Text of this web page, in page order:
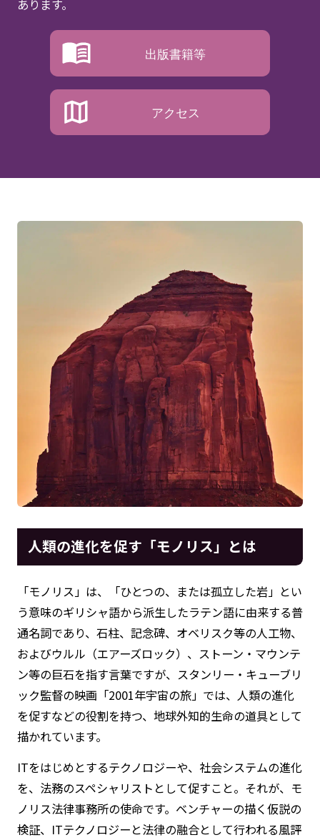
あります。
出版書籍等
アクセス
人類の進化を促す「モノリス」とは
「モノリス」は、「ひとつの、または孤立した岩」とい
う意味のギリシャ語から派生したラテン語に由来する普
通名詞であり、石柱、記念碑、オベリスク等の人工物、
およびウルル（エアーズロック）、ストーン・マウンテ
ン等の巨石を指す言葉ですが、スタンリー・キューブリ
ック監督の映画「2001年宇宙の旅」では、人類の進化
を促すなどの役割を持つ、地球外知的生命の道具として
描かれています。
ITをはじめとするテクノロジーや、社会システムの進化
を、法務のスペシャリストとして促すこと。それが、モ
ノリス法律事務所の使命です。ベンチャーの描く仮説の
検証、ITテクノロジーと法律の融合として行われる風評